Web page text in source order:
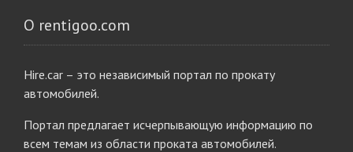
О rentigoo.com
Hire.car – это независимый портал по прокату
автомобилей.
Портал предлагает исчерпывающую информацию по
всем темам из области проката автомобилей.